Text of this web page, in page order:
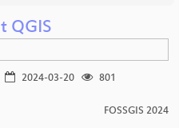
QGIS
2024-03-20
801
FOSSGIS 2024